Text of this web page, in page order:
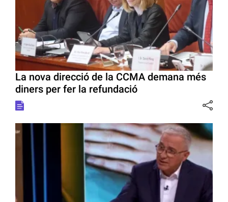
La nova direcció de la CCMA demana més
diners per fer la refundació